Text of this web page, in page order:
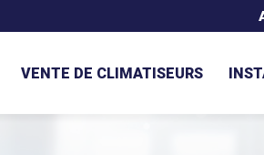
VENTE DE CLIMATISEURS